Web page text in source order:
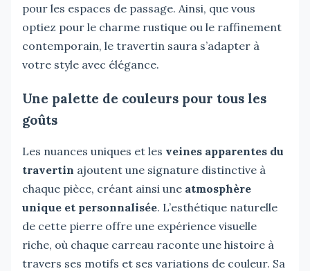
pour les espaces de passage. Ainsi, que vous
optiez pour le charme rustique ou le raffinement
contemporain, le travertin saura s’adapter à
votre style avec élégance.
Une palette de couleurs pour tous les
goûts
Les nuances uniques et les veines apparentes du
travertin ajoutent une signature distinctive à
chaque pièce, créant ainsi une atmosphère
unique et personnalisée. L’esthétique naturelle
de cette pierre offre une expérience visuelle
riche, où chaque carreau raconte une histoire à
travers ses motifs et ses variations de couleur. Sa